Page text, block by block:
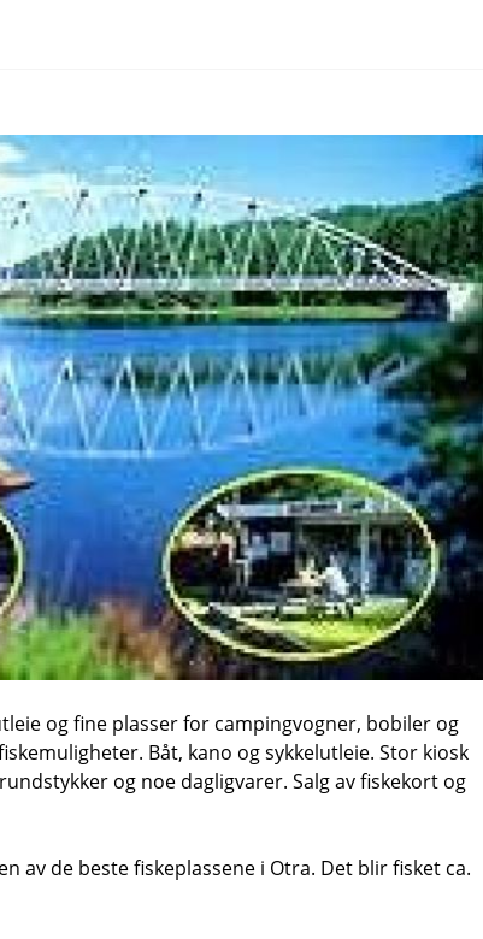
og fine plasser for campingvogner, bobiler og
Båt, kano og sykkelutleie. Stor kiosk
og noe dagligvarer. Salg av fiskekort og
av de beste fiskeplassene i Otra. Det blir fisket ca.